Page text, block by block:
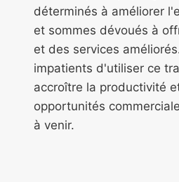
déterminés à améliorer
et sommes dévoués à
et des services
impatients d'utiliser ce
accroître la productivité
opportunités
à venir.